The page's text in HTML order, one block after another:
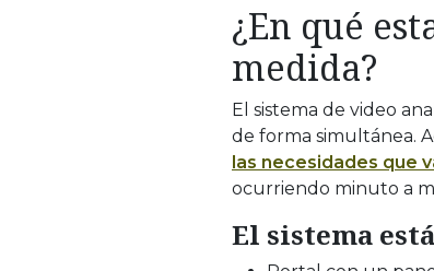
¿En qué
medida?
El sistema de video
de forma simultánea.
las necesidades que
ocurriendo minuto a
El sistema